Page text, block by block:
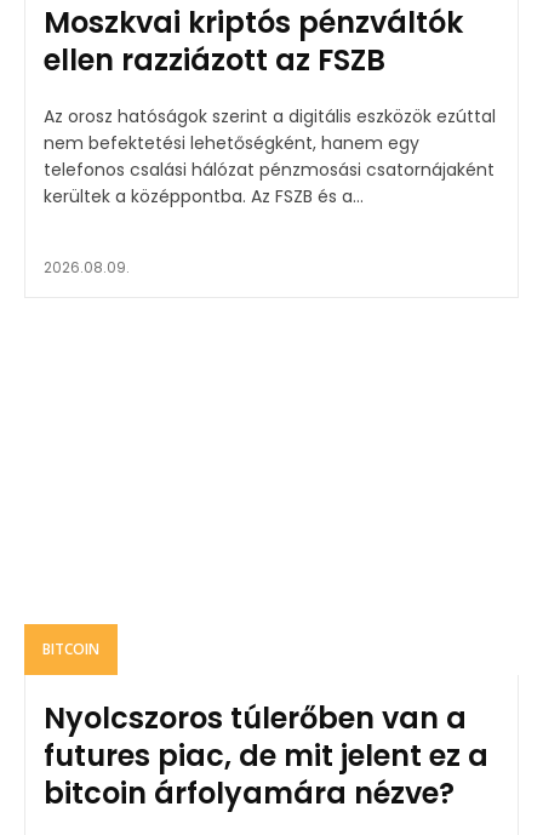
Moszkvai kriptós pénzváltók
ellen razziázott az FSZB
Az orosz hatóságok szerint a digitális eszközök ezúttal
nem befektetési lehetőségként, hanem egy
telefonos csalási hálózat pénzmosási csatornájaként
kerültek a középpontba. Az FSZB és a...
2026.08.09.
BITCOIN
Nyolcszoros túlerőben van a
futures piac, de mit jelent ez a
bitcoin árfolyamára nézve?